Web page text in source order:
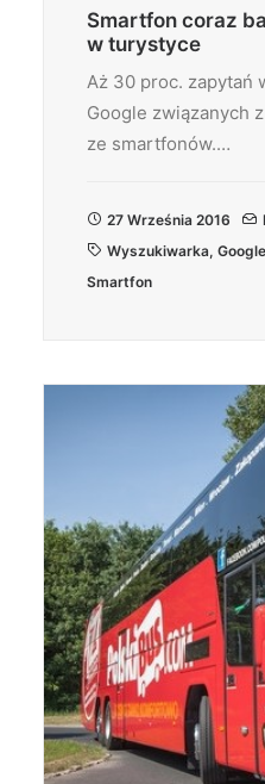
Smartfon coraz
w turystyce
Aż 30 proc. zapytań
Google związanych
ze smartfonów.…
27 Września 2016
Wyszukiwarka, Google
Smartfon